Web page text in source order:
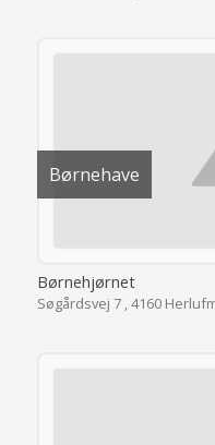
Børnehave
Børnehjørnet
Søgårdsvej 7 , 4160